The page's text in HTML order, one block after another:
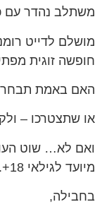
משתלב נהדר עם
מושלם לדייט
חופשה זוגית
האם באמת תבחרו
או שתצטרכו –
ואם לא… שוט
מיועד לגילאי 18+.
בחבילה,